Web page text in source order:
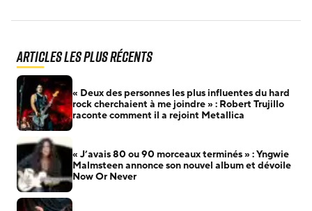
Articles les plus récents
« Deux des personnes les plus influentes du hard
rock cherchaient à me joindre » : Robert Trujillo
raconte comment il a rejoint Metallica
« J’avais 80 ou 90 morceaux terminés » : Yngwie
Malmsteen annonce son nouvel album et dévoile
Now Or Never